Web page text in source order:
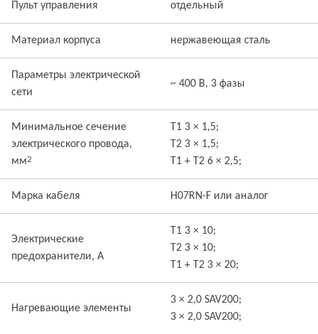
Пульт управления отдельный
Материал корпуса нержавеющая сталь
Параметры электрической
сети
~ 400 В, 3 фазы
Минимальное сечение
электрического провода,
мм2
T1 3 × 1,5;
T2 3 × 1,5;
T1 + T2 6 × 2,5;
Марка кабеля H07RN-F или аналог
Электрические
предохранители, А
T1 3 × 10;
T2 3 × 10;
T1 + T2 3 × 20;
Нагревающие элементы
3 × 2,0 SAV200;
3 × 2,0 SAV200;